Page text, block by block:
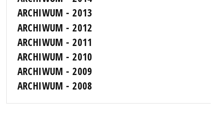
ARCHIWUM - 2013
ARCHIWUM - 2012
ARCHIWUM - 2011
ARCHIWUM - 2010
ARCHIWUM - 2009
ARCHIWUM - 2008